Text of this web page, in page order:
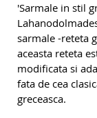
'Sarmale in stil
sarmale -reteta
aceasta reteta
modificata si
fata de cea
greceasca.